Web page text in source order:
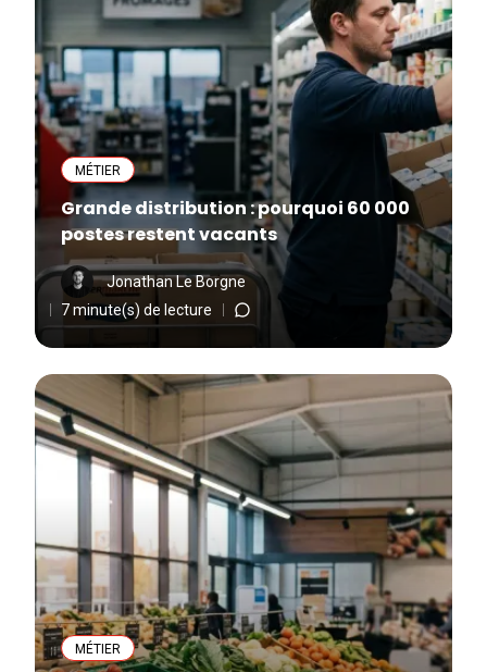
MÉTIER
Grande distribution : pourquoi 60 000
postes restent vacants
Jonathan Le Borgne
7 minute(s) de lecture
MÉTIER